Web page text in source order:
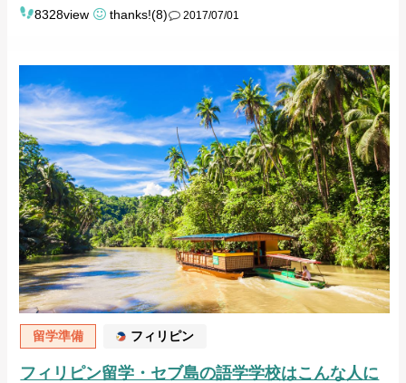
8328view thanks!(8) 2017/07/01
留学準備 フィリピン
フィリピン留学・セブ島の語学学校はこんな人に